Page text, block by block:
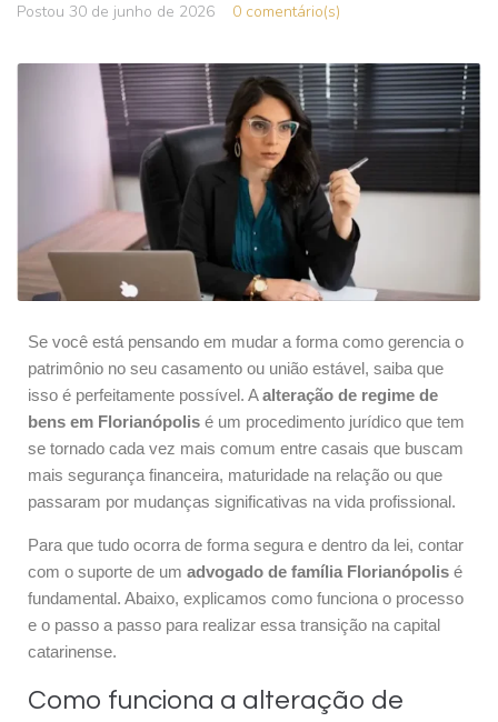
Postou 30 de junho de 2026 0 comentário(s)
Se você está pensando em mudar a forma como gerencia o
patrimônio no seu casamento ou união estável, saiba que
isso é perfeitamente possível. Aalteração de regime de
bens em Florianópolis é um procedimento jurídico que tem
se tornado cada vez mais comum entre casais que buscam
mais segurança financeira, maturidade na relação ou que
passaram por mudanças significativas na vida profissional.
Para que tudo ocorra de forma segura e dentro da lei, contar
com o suporte de um advogado de família Florianópolis é
fundamental. Abaixo, explicamos como funciona o processo
e o passo a passo para realizar essa transição na capital
catarinense.
Como funciona a alteração de